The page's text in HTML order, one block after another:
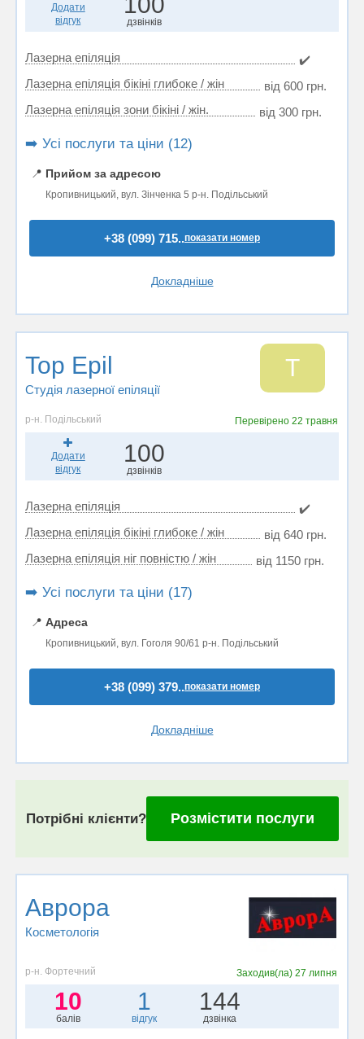
Додати
відгук
дзвінків
Лазерна епіляція
✔️
Лазерна епіляція бікіні глибоке / жін
від 600 грн.
Лазерна епіляція зони бікіні / жін.
від 300 грн.
➡️ Усі послуги та ціни (12)
📍 Прийом за адресою
Кропивницький, вул. Зінченка 5 р-н. Подільський
+38 (099) 715..показати номер
Докладніше
Top Epil
Студія лазерної епіляції
T
р-н. Подільський Перевірено22 травня
Додати
відгук
100
дзвінків
Лазерна епіляція
✔️
Лазерна епіляція бікіні глибоке / жін
від 640 грн.
Лазерна епіляція ніг повністю / жін
від 1150 грн.
➡️ Усі послуги та ціни (17)
📍 Адреса
Кропивницький, вул. Гоголя 90/61 р-н. Подільський
+38 (099) 379..показати номер
Докладніше
Потрібні клієнти? Розмістити послуги
Аврора
Косметологія
р-н. Фортечний Заходив(ла) 27 липня
10
балів
1
відгук
144
дзвінка